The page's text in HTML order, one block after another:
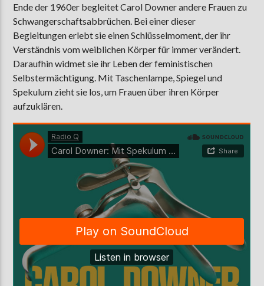
AKTUELLE SENDUNG
MOEBIUS
00:00 18:00
ZU HÖREN INMünster90,9 MHzSteinfurt103,9 MHz
Ende der 1960er begleitet Carol Downer andere Frauen zu
Schwangerschaftsabbrüchen. Bei einer dieser
Begleitungen erlebt sie einen Schlüsselmoment, der ihr
Verständnis vom weiblichen Körper für immer verändert.
Daraufhin widmet sie ihr Leben der feministischen
Selbstermächtigung. Mit Taschenlampe, Spiegel und
Spekulum zieht sie los, um Frauen über ihren Körper
aufzuklären.